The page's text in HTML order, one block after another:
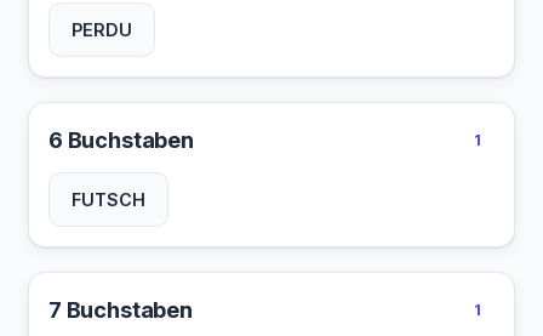
PERDU
6 Buchstaben 1
FUTSCH
7 Buchstaben 1